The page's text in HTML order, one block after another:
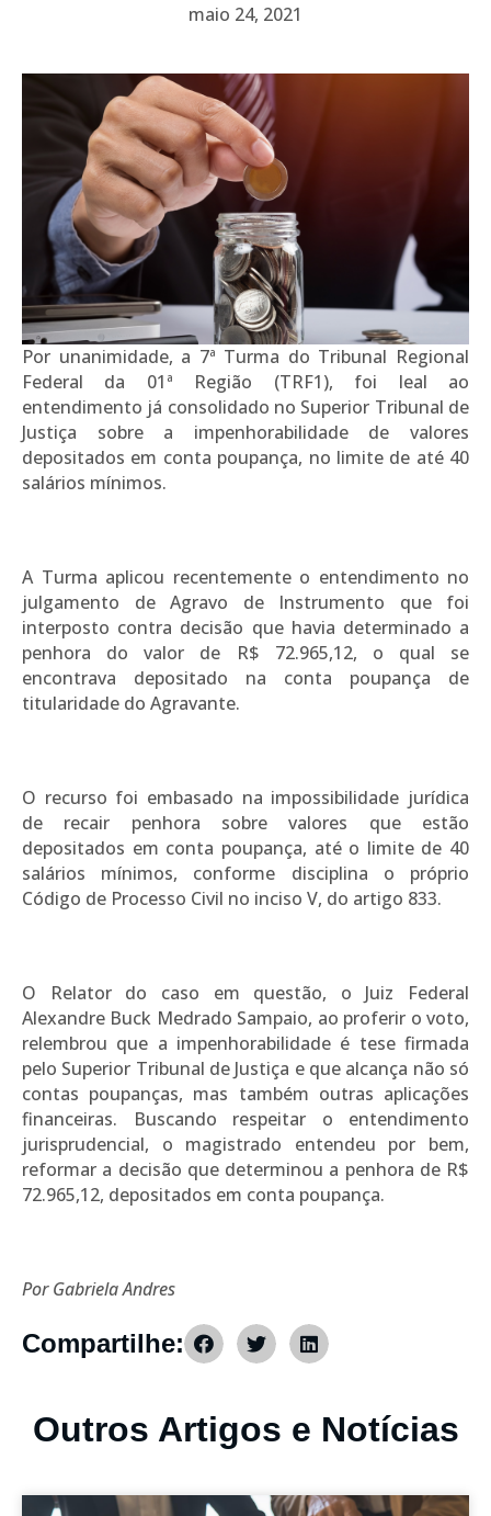
maio 24, 2021
Por unanimidade, a 7ª Turma do Tribunal Regional
Federal da 01ª Região (TRF1), foi leal ao
entendimento já consolidado no Superior Tribunal de
Justiça sobre a impenhorabilidade de valores
depositados em conta poupança, no limite de até 40
salários mínimos.
A Turma aplicou recentemente o entendimento no
julgamento de Agravo de Instrumento que foi
interposto contra decisão que havia determinado a
penhora do valor de R$ 72.965,12, o qual se
encontrava depositado na conta poupança de
titularidade do Agravante.
O recurso foi embasado na impossibilidade jurídica
de recair penhora sobre valores que estão
depositados em conta poupança, até o limite de 40
salários mínimos, conforme disciplina o próprio
Código de Processo Civil no inciso V, do artigo 833.
O Relator do caso em questão, o Juiz Federal
Alexandre Buck Medrado Sampaio, ao proferir o voto,
relembrou que a impenhorabilidade é tese firmada
pelo Superior Tribunal de Justiça e que alcança não só
contas poupanças, mas também outras aplicações
financeiras. Buscando respeitar o entendimento
jurisprudencial, o magistrado entendeu por bem,
reformar a decisão que determinou a penhora de R$
72.965,12, depositados em conta poupança.
Por Gabriela Andres
Compartilhe:
Outros Artigos e Notícias